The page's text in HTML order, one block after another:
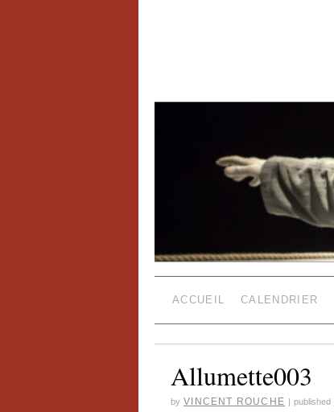
ACCUEIL CALENDRIER
Allumette003
by VINCENT ROUCHE | published